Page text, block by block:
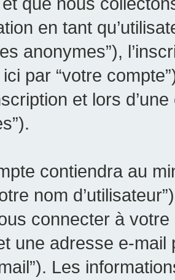
en tant
anonymes”),
par “votre
et lors
contiendra au
nom
connecter à
une adresse e-
Les